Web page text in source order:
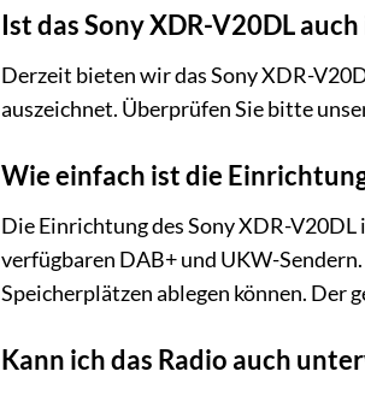
Ist das Sony XDR-V20DL
Derzeit bieten wir das Sony XDR-
auszeichnet. Überprüfen Sie bitte
Wie einfach ist die
Die Einrichtung des Sony XDR-
verfügbaren DAB+ und UKW-
Speicherplätzen ablegen können. Der
Kann ich das Radio auch